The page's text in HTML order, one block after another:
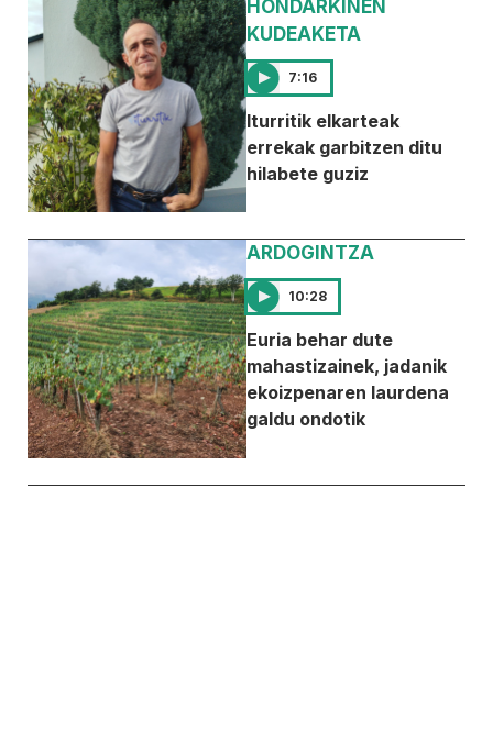
HONDARKINEN
KUDEAKETA
7:16
Iturritik elkarteak
errekak garbitzen ditu
hilabete guziz
ARDOGINTZA
10:28
Euria behar dute
mahastizainek, jadanik
ekoizpenaren laurdena
galdu ondotik